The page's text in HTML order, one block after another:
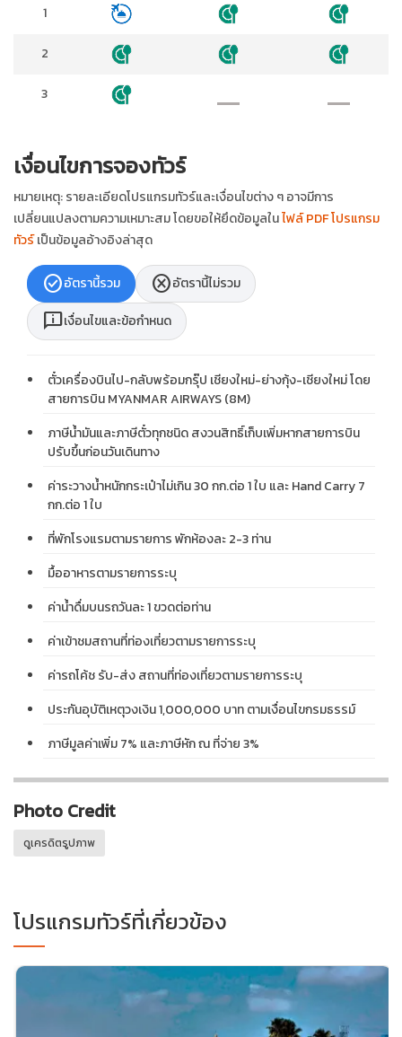
1
2
3
เงื่อนไขการจองทัวร์
หมายเหตุ: รายละเอียดโปรแกรมทัวร์และเงื่อนไขต่าง ๆ อาจมีการ
เปลี่ยนแปลงตามความเหมาะสม โดยขอให้ยึดข้อมูลในไฟล์ PDF โปรแกรม
ทัวร์เป็นข้อมูลอ้างอิงล่าสุด
check_circleอัตรานี้รวม cancelอัตรานี้ไม่รวม
chat_infoเงื่อนไขและข้อกำหนด
ตั๋วเครื่องบินไป-กลับพร้อมกรุ๊ป เชียงใหม่-ย่างกุ้ง-เชียงใหม่ โดย
สายการบิน MYANMAR AIRWAYS (8M)
ภาษีน้ำมันและภาษีตั๋วทุกชนิด สงวนสิทธิ์เก็บเพิ่มหากสายการบิน
ปรับขึ้นก่อนวันเดินทาง
ค่าระวางน้ำหนักกระเป๋าไม่เกิน 30 กก.ต่อ 1 ใบ และ Hand Carry 7
กก.ต่อ 1 ใบ
ที่พักโรงแรมตามรายการ พักห้องละ 2-3 ท่าน
มื้ออาหารตามรายการระบุ
ค่าน้ำดื่มบนรถวันละ 1 ขวดต่อท่าน
ค่าเข้าชมสถานที่ท่องเที่ยวตามรายการระบุ
ค่ารถโค้ช รับ-ส่ง สถานที่ท่องเที่ยวตามรายการระบุ
ประกันอุบัติเหตุวงเงิน 1,000,000 บาท ตามเงื่อนไขกรมธรรม์
ภาษีมูลค่าเพิ่ม 7% และภาษีหัก ณ ที่จ่าย 3%
Photo Credit
ดูเครดิตรูปภาพ
โปรแกรมทัวร์ที่เกี่ยวข้อง